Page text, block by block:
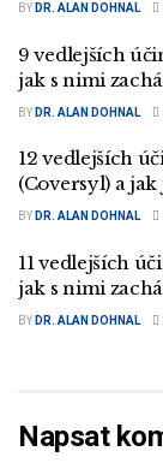
BY DR. ALAN DOHNAL
9 vedlejších
jak s nimi
BY DR. ALAN DOHNAL
12 vedlejších
(Coversyl) a
BY DR. ALAN DOHNAL
11 vedlejších
jak s nimi
BY DR. ALAN DOHNAL
Napsat